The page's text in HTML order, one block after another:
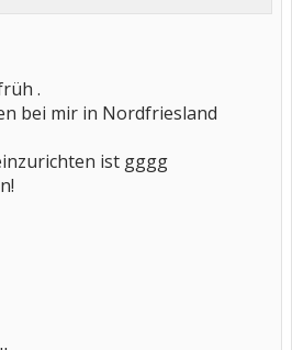
.
bei mir in Nordfriesland
ist gggg